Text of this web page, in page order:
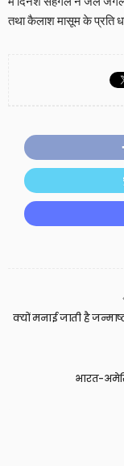
तथा कैलाश मासूम के प्रति
क्यों मनाई जाती है
भारत-